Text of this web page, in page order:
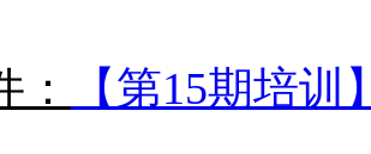
【第15期培